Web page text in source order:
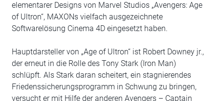
elementarer Designs von Marvel Studios „Avengers: Age
of Ultron“, MAXONs vielfach ausgezeichnete
Softwarelösung Cinema 4D eingesetzt haben.
Hauptdarsteller von „Age of Ultron“ ist Robert Downey jr.,
der erneut in die Rolle des Tony Stark (Iron Man)
schlüpft. Als Stark daran scheitert, ein stagnierendes
Friedenssicherungsprogramm in Schwung zu bringen,
versucht er mit Hilfe der anderen Avengers – Captain